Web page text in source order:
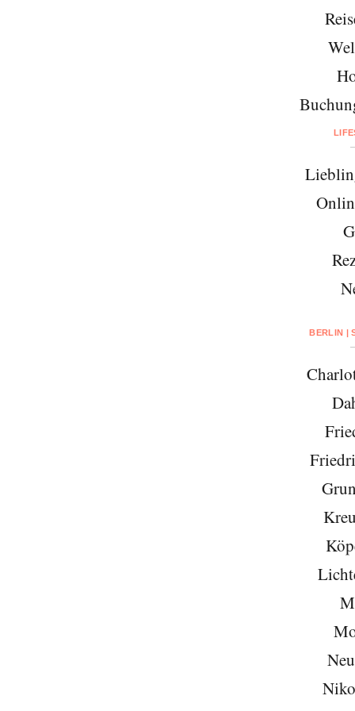
BERLIN |